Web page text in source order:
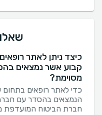
כיצד ניתן לאתר
קבוע אשר נמצאים
מסוימת?
כדי לאתר רופאים
הנמצאים בהסדר עם
חברת הביטוח המועדפת